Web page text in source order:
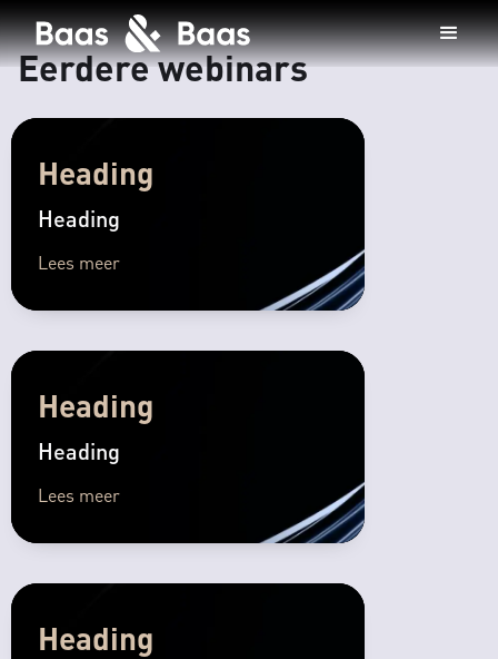
Eerdere webinars
Heading
Heading
Lees meer
Heading
Heading
Lees meer
Heading